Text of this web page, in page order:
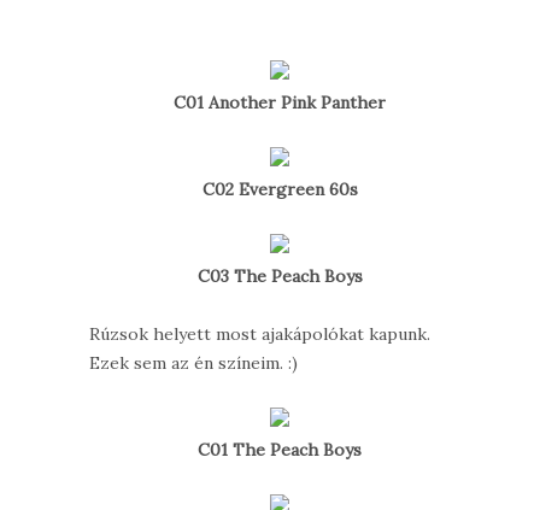
C01 Another Pink Panther
C02 Evergreen 60s
C03 The Peach Boys
Rúzsok helyett most ajakápolókat kapunk.
Ezek sem az én színeim. :)
C01 The Peach Boys